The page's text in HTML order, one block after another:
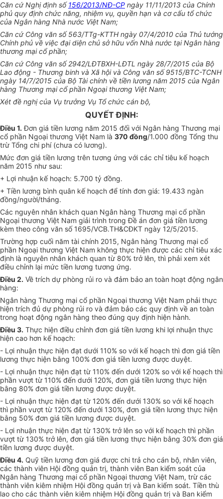
Căn cứ Nghị định số156/2013/NĐ-CP ngày 11/11/2013 của Chính
phủ quy định chức năng, nhiệm vụ, quyền hạn và cơ cấu tổ chức
của Ngân hàng Nhà nước Việt Nam;
Căn cứ Công văn số 563/TTg-KTTH ngày 07/4/2010 của Thủ tướng
Chính phủ về việc đại diện chủ sở hữu vốn Nhà nước tại Ngân hàng
thương mại cổ phần;
Căn cứ Công văn số 2942/LĐTBXH-LĐTL ngày 28/7/2015 của Bộ
Lao động - Thương binh và Xã hội và Công văn số 9515/BTC-TCNH
ngày 14/7/2015 của Bộ Tài chính về tiền lương năm 2015 của Ngân
hàng Thương mại cổ phần Ngoại thương Việt Nam;
Xét đề nghị của Vụ trưởng Vụ Tổ chức cán bộ,
QUYẾT ĐỊNH:
Điều 1. Đơn giá tiền lương năm 2015 đối với Ngân hàng Thương mại
cổ phần Ngoại thương Việt Nam là 370 đồng/1.000 đồng Tổng thu
trừ Tổng chi phí (chưa có lương).
Mức đơn giá tiền lương trên tương ứng với các chỉ tiêu kế hoạch
năm 2015 như sau:
+ Lợi nhuận kế hoạch: 5.700 tỷ đồng.
+ Tiền lương bình quân kế hoạch để tính đơn giá: 19.433 ngàn
đồng/người/tháng.
Các nguyên nhân khách quan Ngân hàng Thương mại cổ phần
Ngoại thương Việt Nam giải trình trong Đề án đơn giá tiền lương
kèm theo công văn số 1695/VCB.TH&CĐKT ngày 12/5/2015.
Trường hợp cuối năm tài chính 2015, Ngân hàng Thương mại cổ
phần Ngoại thương Việt Nam không thực hiện được các chỉ tiêu xác
định là nguyên nhân khách quan từ 80% trở lên, thì phải xem xét
điều chỉnh lại mức tiền lương tương ứng.
Điều 2. Về trích dự phòng rủi ro và đảm bảo an toàn hoạt động ngân
hàng:
Ngân hàng Thương mại cổ phần Ngoại thương Việt Nam phải thực
hiện trích đủ dự phòng rủi ro và đảm bảo các quy định về an toàn
trong hoạt động ngân hàng theo đúng quy định hiện hành.
Điều 3. Thực hiện điều chỉnh đơn giá tiền lương khi lợi nhuận thực
hiện cao hơn kế hoạch:
- Lợi nhuận thực hiện đạt dưới 110% so với kế hoạch thì đơn giá tiền
lương thực hiện bằng 100% đơn giá tiền lương được duyệt.
- Lợi nhuận thực hiện đạt từ 110% đến dưới 120% so với kế hoạch thì
phần vượt từ 110% đến dưới 120%, đơn giá tiền lương thực hiện
bằng 80% đơn giá tiền lương được duyệt.
- Lợi nhuận thực hiện đạt từ 120% đến dưới 130% so với kế hoạch
thì phần vượt từ 120% đến dưới 130%, đơn giá tiền lương thực hiện
bằng 50% đơn giá tiền lương được duyệt.
- Lợi nhuận thực hiện đạt từ 130% trở lên so với kế hoạch thì phần
vượt từ 130% trở lên, đơn giá tiền lương thực hiện bằng 30% đơn giá
tiền lương được duyệt.
Điều 4. Quỹ tiền lương đơn giá được chi trả cho cán bộ, nhân viên,
các thành viên Hội đồng quản trị, thành viên Ban kiểm soát của
Ngân hàng Thương mại cổ phần Ngoại thương Việt Nam, trừ các
thành viên kiêm nhiệm Hội đồng quản trị và Ban kiểm soát. Tiền thù
lao cho các thành viên kiêm nhiệm Hội đồng quản trị và Ban kiểm